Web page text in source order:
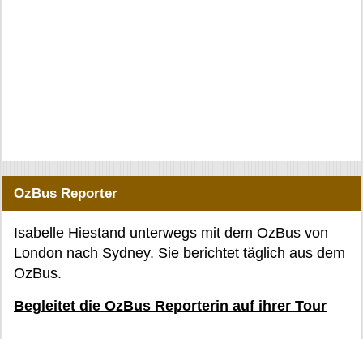
OzBus Reporter
Isabelle Hiestand unterwegs mit dem OzBus von
London nach Sydney. Sie berichtet täglich aus dem
OzBus.
Begleitet die OzBus Reporterin auf ihrer Tour